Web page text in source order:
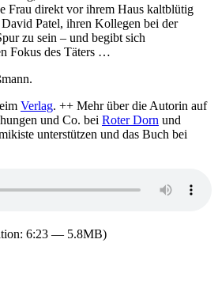
Frau direkt vor ihrem Haus kaltblütig
David Patel, ihren Kollegen bei der
zu sein – und begibt sich
Fokus des Täters …
Verlag. ++ Mehr über die Autorin auf
und Co. bei Roter Dorn und
unterstützen und das Buch bei
6:23 — 5.8MB)